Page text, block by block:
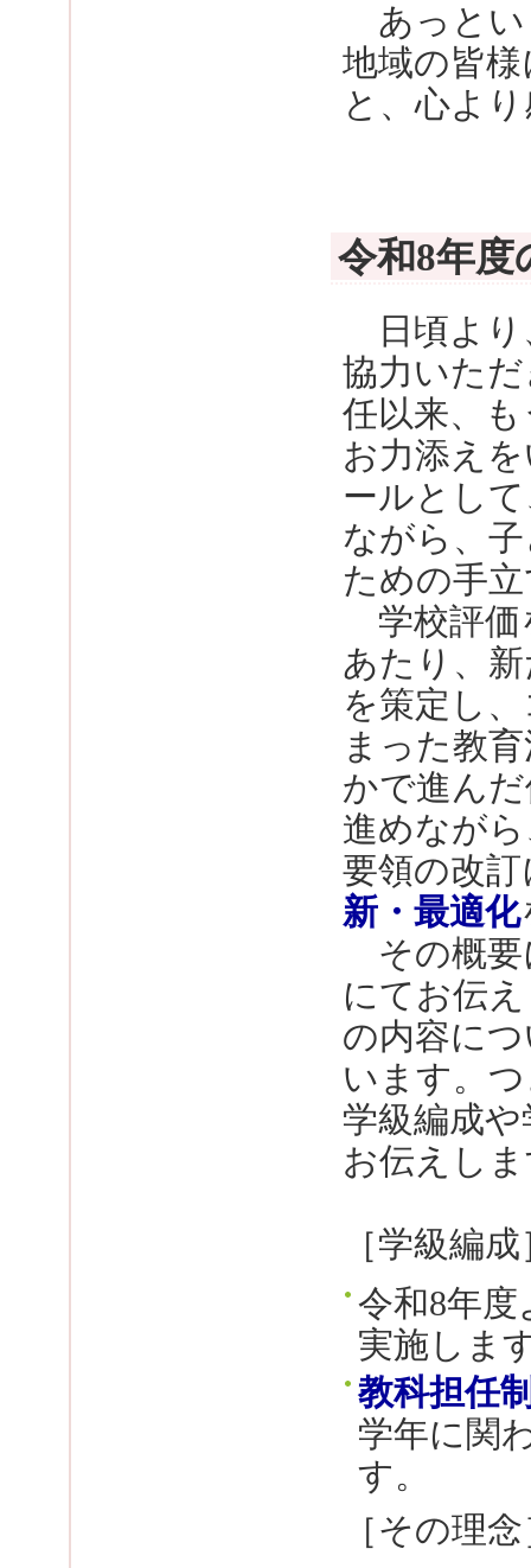
あっとい
地域の皆
と、心よ
令和8年度
日頃より
協力いた
任以来、
お力添え
ールとし
ながら、
ための手
学校評価
あたり、
を策定し
まった教
かで進ん
進めなが
要領の改
新・最適化
その概要
にてお伝
の内容に
います。
学級編成
お伝えし
［学級編
令和8年度
実施しま
教科担任
学年に関
す。
［その理